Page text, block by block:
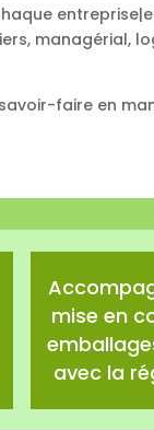
managérial,
faire en
mise en
avec la